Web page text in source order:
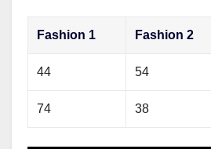
Fashion 1 Fashion 2
44 54
74 38